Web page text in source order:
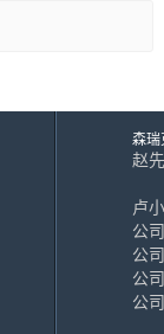
森瑞
赵
卢
公
公
公
公